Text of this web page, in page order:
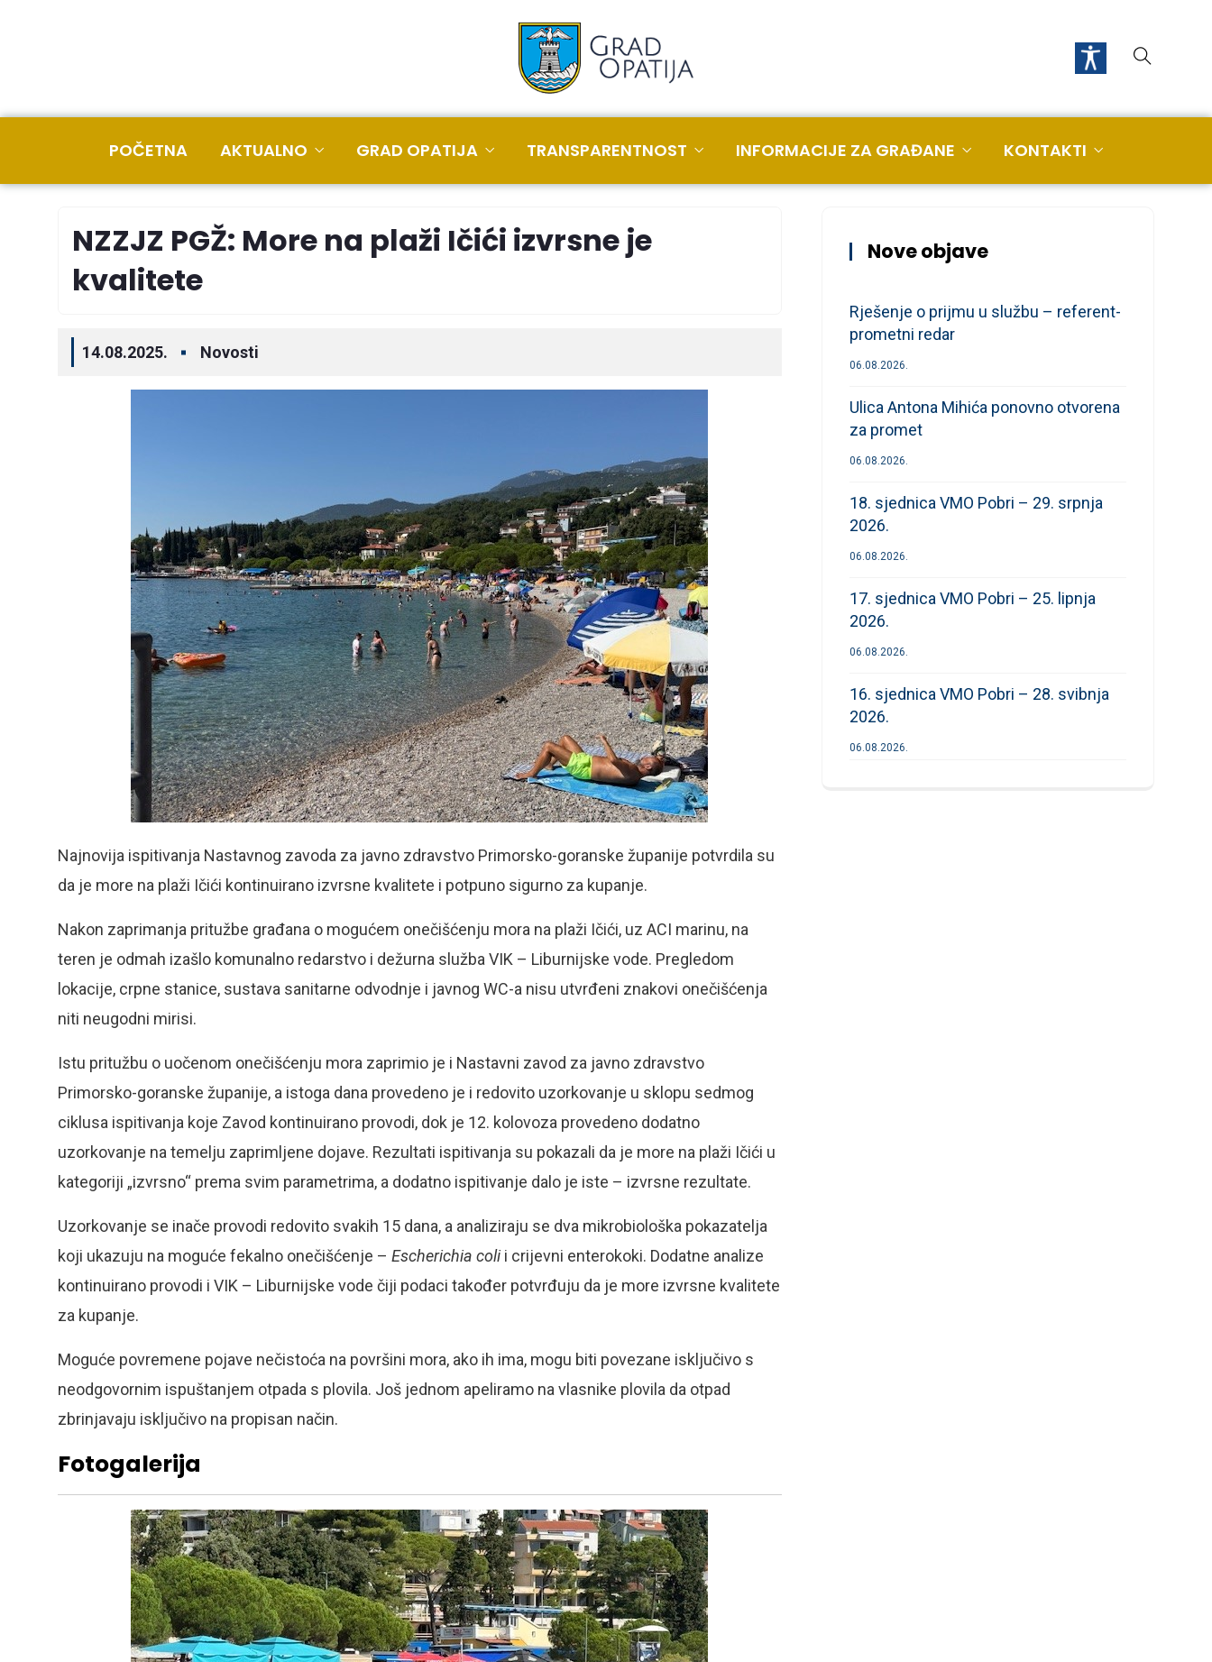
POČETNA AKTUALNO GRAD OPATIJA TRANSPARENTNOST INFORMACIJE ZA GRAĐANE KONTAKTI
NZZJZ PGŽ: More na plaži Ičići izvrsne je
kvalitete
14.08.2025. Novosti
Najnovija ispitivanja Nastavnog zavoda za javno zdravstvo Primorsko-goranske županije potvrdila su
da je more na plaži Ičići kontinuirano izvrsne kvalitete i potpuno sigurno za kupanje.
Nakon zaprimanja pritužbe građana o mogućem onečišćenju mora na plaži Ičići, uz ACI marinu, na
teren je odmah izašlo komunalno redarstvo i dežurna služba VIK – Liburnijske vode. Pregledom
lokacije, crpne stanice, sustava sanitarne odvodnje i javnog WC-a nisu utvrđeni znakovi onečišćenja
niti neugodni mirisi.
Istu pritužbu o uočenom onečišćenju mora zaprimio je i Nastavni zavod za javno zdravstvo
Primorsko-goranske županije, a istoga dana provedeno je i redovito uzorkovanje u sklopu sedmog
ciklusa ispitivanja koje Zavod kontinuirano provodi, dok je 12. kolovoza provedeno dodatno
uzorkovanje na temelju zaprimljene dojave. Rezultati ispitivanja su pokazali da je more na plaži Ičići u
kategoriji „izvrsno“ prema svim parametrima, a dodatno ispitivanje dalo je iste – izvrsne rezultate.
Uzorkovanje se inače provodi redovito svakih 15 dana, a analiziraju se dva mikrobiološka pokazatelja
koji ukazuju na moguće fekalno onečišćenje – Escherichia colii crijevni enterokoki. Dodatne analize
kontinuirano provodi i VIK – Liburnijske vode čiji podaci također potvrđuju da je more izvrsne kvalitete
za kupanje.
Moguće povremene pojave nečistoća na površini mora, ako ih ima, mogu biti povezane isključivo s
neodgovornim ispuštanjem otpada s plovila. Još jednom apeliramo na vlasnike plovila da otpad
zbrinjavaju isključivo na propisan način.
Fotogalerija
Nove objave
Rješenje o prijmu u službu – referent-
prometni redar
06.08.2026.
Ulica Antona Mihića ponovno otvorena
za promet
06.08.2026.
18. sjednica VMO Pobri – 29. srpnja
2026.
06.08.2026.
17. sjednica VMO Pobri – 25. lipnja
2026.
06.08.2026.
16. sjednica VMO Pobri – 28. svibnja
2026.
06.08.2026.